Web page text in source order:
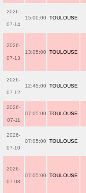
2026-
07-14
15:00:00 TOULOUSE
2026-
07-13
13:05:00 TOULOUSE
2026-
07-12
12:45:00 TOULOUSE
2026-
07-11
07:05:00 TOULOUSE
2026-
07-10
07:05:00 TOULOUSE
2026-
07-08
07:05:00 TOULOUSE